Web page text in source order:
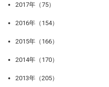
2017年（75）
2016年（154）
2015年（166）
2014年（170）
2013年（205）